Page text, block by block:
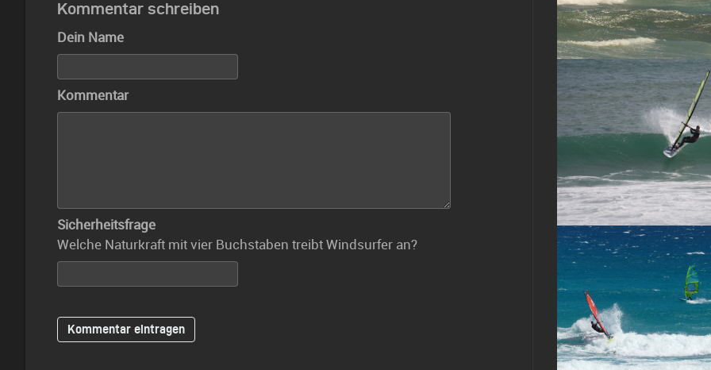
Kommentar schreiben
Dein Name
Kommentar
Sicherheitsfrage
Welche Naturkraft mit vier Buchstaben treibt Windsurfer an?